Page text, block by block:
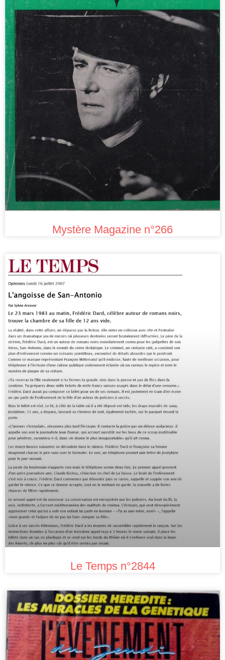
Mystère Magazine n°266
Le Temps n°2844